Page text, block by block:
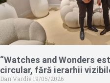
“Watches and Wonders
circular, fără ierarhii
Dan Vardie19/05/2026